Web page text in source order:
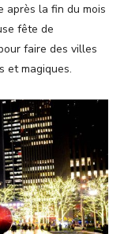
après la fin du mois
fête de
faire des villes
et magiques.